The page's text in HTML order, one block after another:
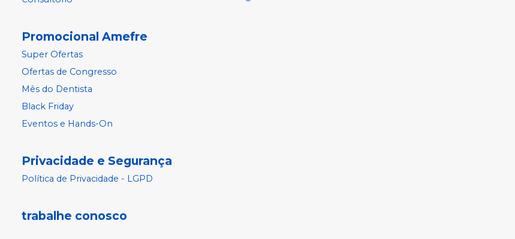
Promocional Amefre
Super Ofertas
Ofertas de Congresso
Mês do Dentista
Black Friday
Eventos e Hands-On
Privacidade e Segurança
Política de Privacidade - LGPD
trabalhe conosco